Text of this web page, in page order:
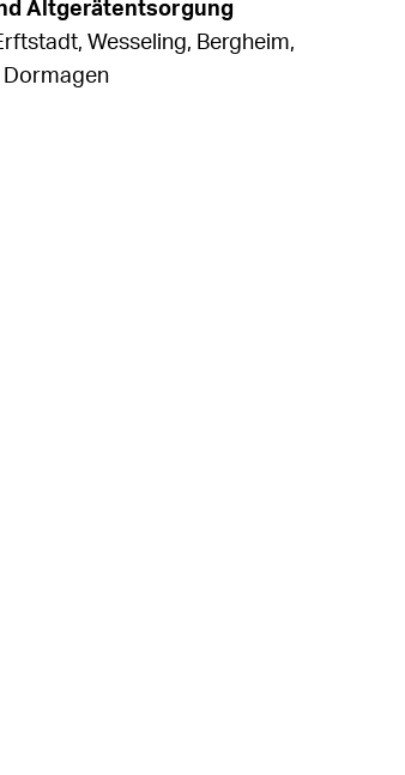
Altgerätentsorgung
Wesseling, Bergheim,
Dormagen